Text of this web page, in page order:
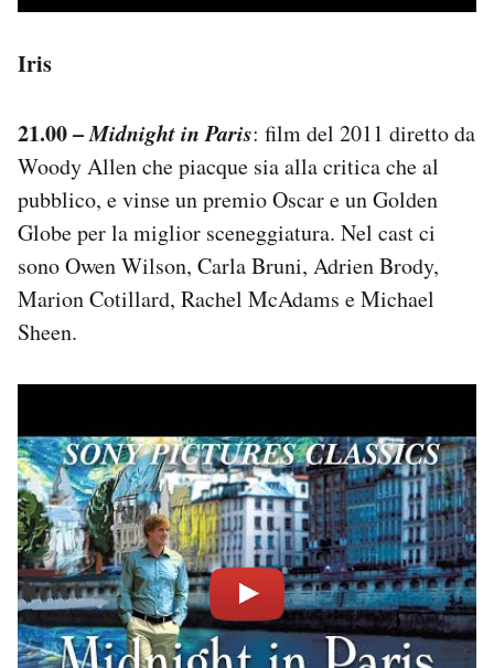
Iris
21.00 –Midnight in Paris: film del 2011 diretto da
Woody Allen che piacque sia alla critica che al
pubblico, e vinse un premio Oscar e un Golden
Globe per la miglior sceneggiatura. Nel cast ci
sono Owen Wilson, Carla Bruni, Adrien Brody,
Marion Cotillard, Rachel McAdams e Michael
Sheen.